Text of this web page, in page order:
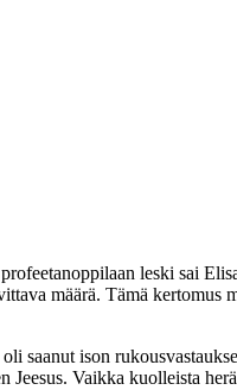
leski sai
määrä. Tämä kertomus
saanut ison
Vaikka kuolleista